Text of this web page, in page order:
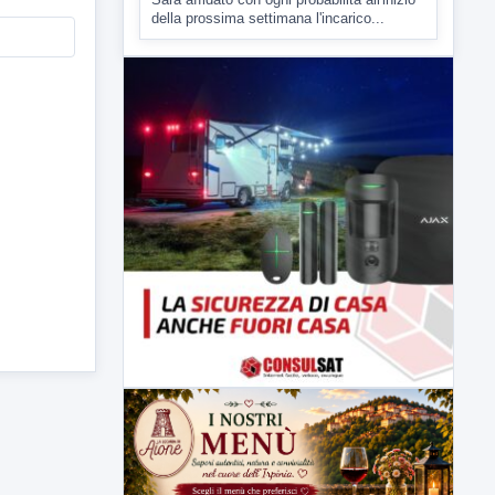
della prossima settimana l'incarico...